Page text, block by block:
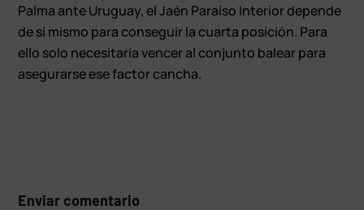
Palma ante Uruguay, el Jaén Paraíso Interior depende
de sí mismo para conseguir la cuarta posición. Para
ello solo necesitaría vencer al conjunto balear para
asegurarse ese factor cancha.
Enviar comentario